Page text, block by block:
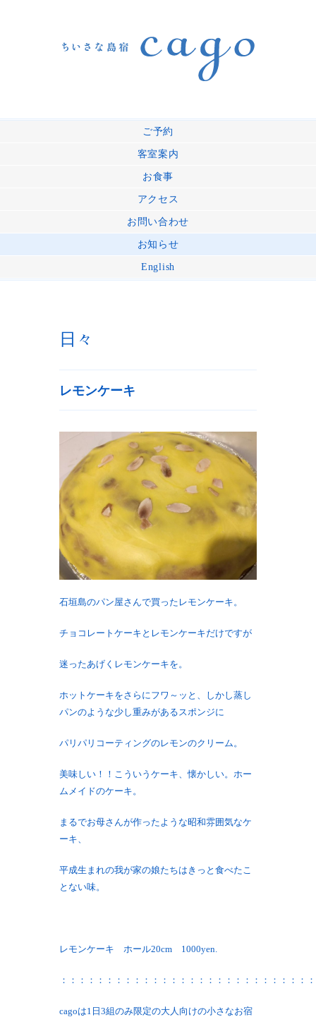
ご予約
客室案内
お食事
アクセス
お問い合わせ
お知らせ
English
日々
レモンケーキ
石垣島のパン屋さんで買ったレモンケーキ。
チョコレートケーキとレモンケーキだけですが
迷ったあげくレモンケーキを。
ホットケーキをさらにフワ～ッと、しかし蒸し
パンのような少し重みがあるスポンジに
パリパリコーティングのレモンのクリーム。
美味しい！！こういうケーキ、懐かしい。ホー
ムメイドのケーキ。
まるでお母さんが作ったような昭和雰囲気なケ
ーキ、
平成生まれの我が家の娘たちはきっと食べたこ
とない味。
レモンケーキ ホール20cm 1000yen.
：：：：：：：：：：：：：：：：：：：：：：：：：：：
cagoは1日3組のみ限定の大人向けの小さなお宿